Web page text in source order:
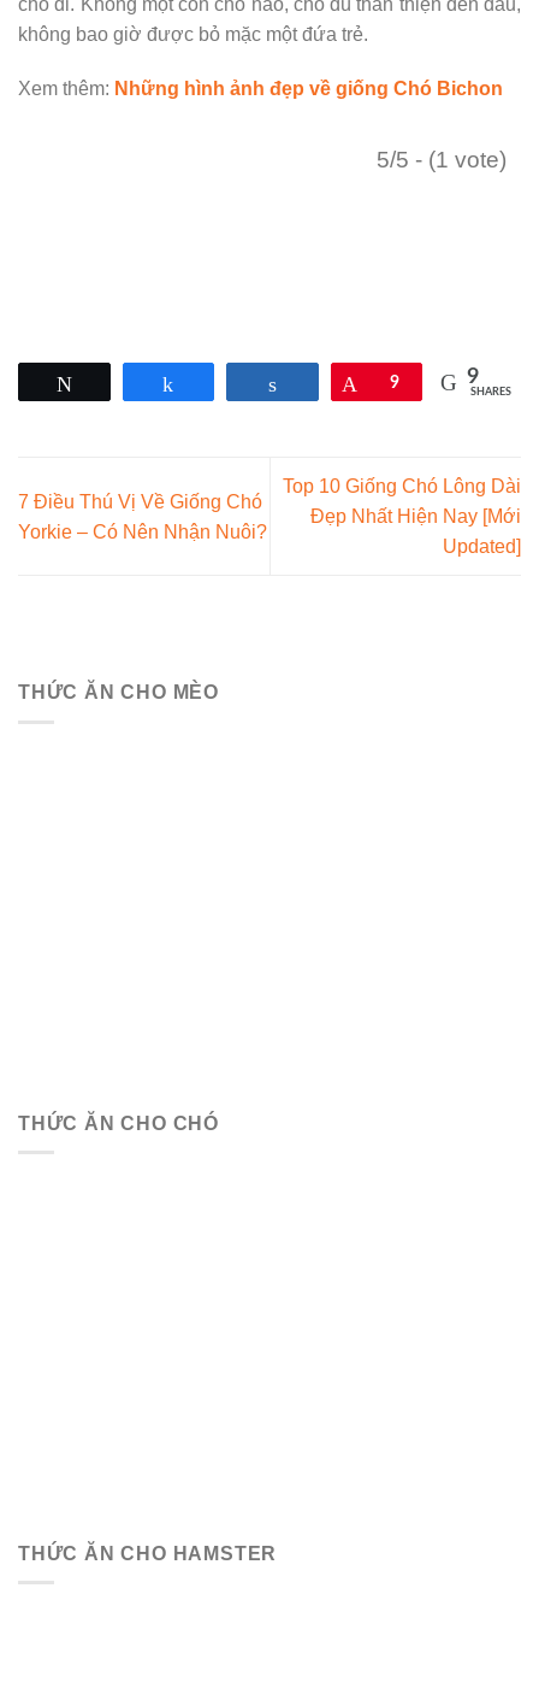
không bao giờ được bỏ mặc một đứa trẻ.
Xem thêm: Những hình ảnh đẹp về giống Chó Bichon
5/5 - (1 vote)
Pin
9 9
SHARES
7 Điều Thú Vị Về Giống Chó
Yorkie – Có Nên Nhận Nuôi?
Top 10 Giống Chó Lông Dài
Đẹp Nhất Hiện Nay [Mới
Updated]
THỨC ĂN CHO MÈO
THỨC ĂN CHO CHÓ
THỨC ĂN CHO HAMSTER